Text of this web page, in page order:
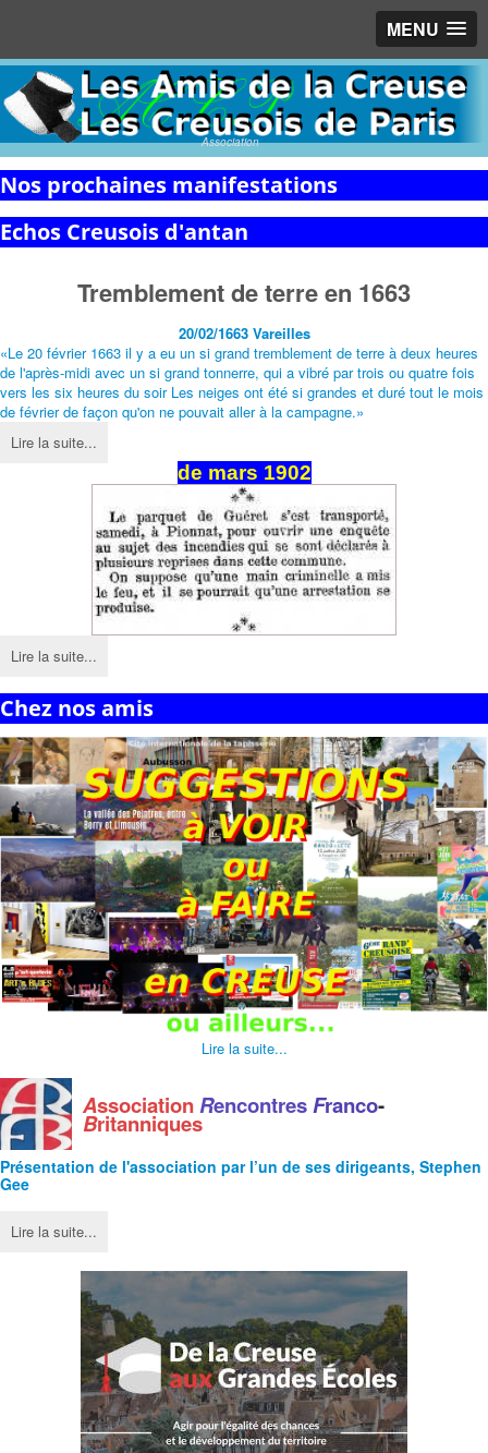
MENU
Association
Nos prochaines manifestations
Echos Creusois d'antan
Tremblement de terre en 1663
20/02/1663 Vareilles
«Le 20 février 1663 il y a eu un si grand tremblement de terre à deux heures
de l'après-midi avec un si grand tonnerre, qui a vibré par trois ou quatre fois
vers les six heures du soir Les neiges ont été si grandes et duré tout le mois
de février de façon qu'on ne pouvait aller à la campagne.»
Lire la suite...
de mars 1902
Lire la suite...
Chez nos amis
Lire la suite...
AssociationRencontresFranco-
Britanniques
Présentation de l'association par l’un de ses dirigeants, Stephen
Gee
Lire la suite...